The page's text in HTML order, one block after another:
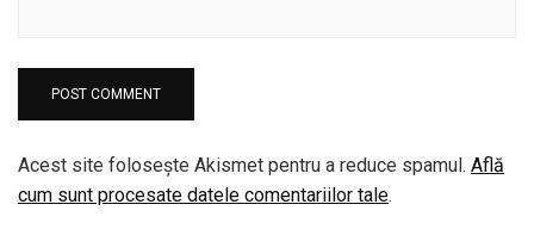
Acest site folosește Akismet pentru a reduce spamul. Află
cum sunt procesate datele comentariilor tale.